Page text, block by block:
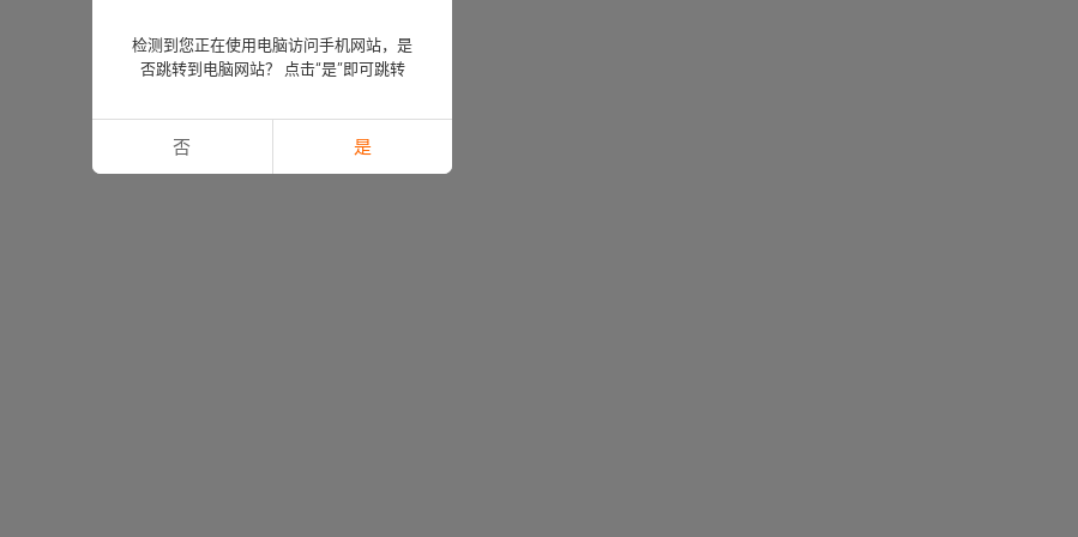
检测到您正在使用电脑访问手机网站，是
否跳转到电脑网站？ 点击“是”即可跳转
否 是